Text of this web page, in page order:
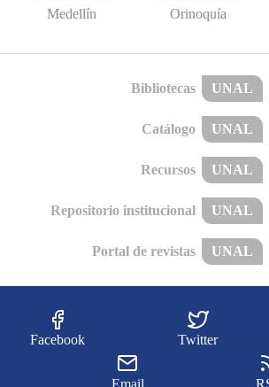
Medellín Orinoquía
Bibliotecas UNAL
Catálogo UNAL
Recursos UNAL
Repositorio institucional UNAL
Portal de revistas UNAL
Facebook Twitter
Email